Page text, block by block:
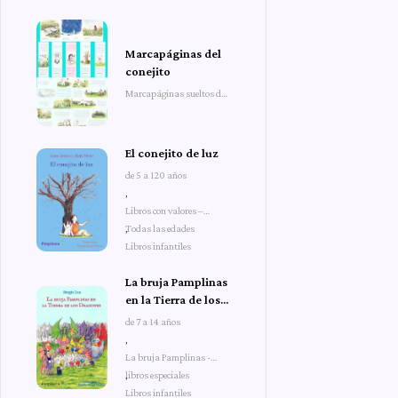
Marcapáginas del
conejito
Marcapáginas sueltos del
El conejito de luz
de 5 a 120 años
,
Libros con valores –
Todas las edades
,
Libros infantiles
La bruja Pamplinas
en la Tierra de los
Dragones
de 7 a 14 años
,
La bruja Pamplinas -
libros especiales
,
Libros infantiles